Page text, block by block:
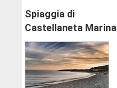
Spiaggia di
Castellaneta Marina